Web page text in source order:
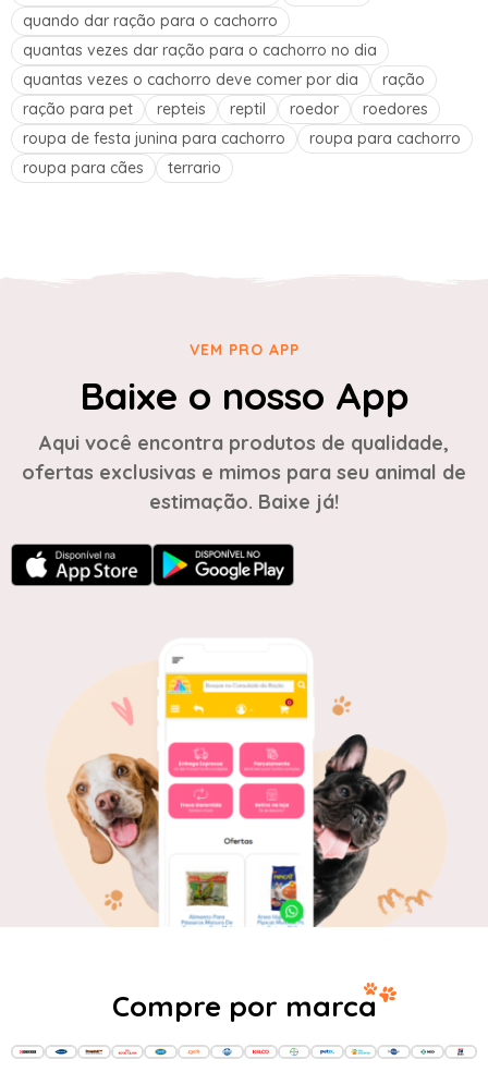
quando dar ração para o cachorro
quantas vezes dar ração para o cachorro no dia
quantas vezes o cachorro deve comer por dia
ração
ração para pet
repteis reptil roedor
roedores
roupa de festa junina para cachorro
roupa para cachorro
roupa para cães
terrario
VEM PRO APP
Baixe o nosso App
Aqui você encontra produtos de qualidade,
ofertas exclusivas e mimos para seu animal de
estimação. Baixe já!
Compre por marca